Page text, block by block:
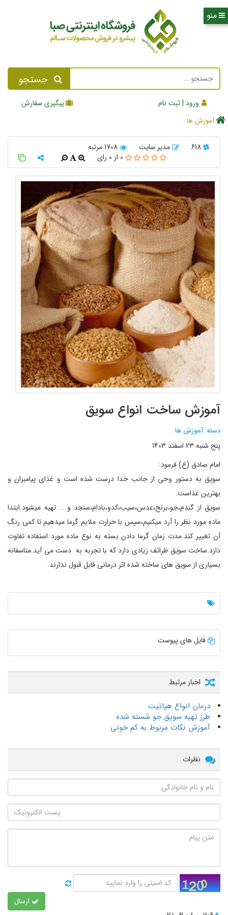
جستجو
ورود | ثبت نام پیگیری سفارش
آموزش ها
618 مدیر سایت
1708 مرتبه
0 از 0 رای
آموزش ساخت انواع سویق
دسته: آموزش ها
پنج شنبه 23 اسفند 1403
امام صادق (ع) فرمود:
سویق به دستور وحی از جانب خدا درست شده است و غذای پیامبران و
بهترین غذاست.
سویق از گندم،جو،برنج،عدس،سیب،کدو،بادام،سنجد و … تهیه میشود.ابتدا
ماده مورد نظر را آرد میکنیم،سپس با حرارت ملایم گرما میدهیم تا کمی رنگ
آن تغییر کند.مدت زمان گرما دادن بسته به نوع ماده مورد استفاده تفاوت
دارد.ساخت سویق ظرائف زیادی دارد که با تجربه به دست می آید.متاسفانه
بسیاری از سویق های ساخته شده اثر درمانی قابل قبول ندارند.
فایل های پیوست
اخبار مرتبط
درمان انواع هپاتیت
طرز تهیه سویق جو شسته شده
آموزش نکات مربوط به کم خونی
نظرات
ارسال